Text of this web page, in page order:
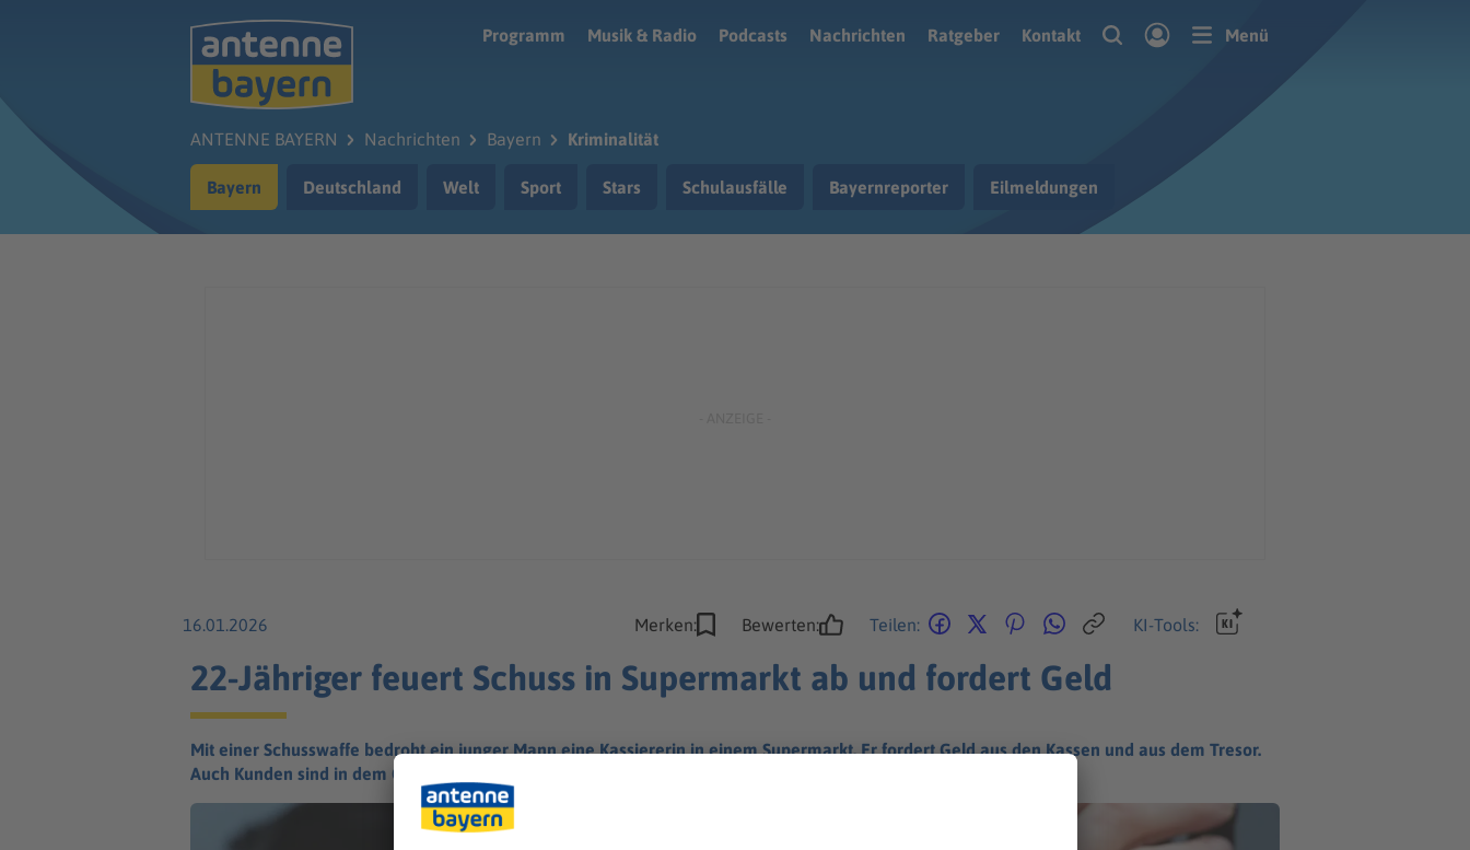
Programm
Musik & Radio Podcasts Nachrichten Ratgeber Kontakt Menü
ANTENNE BAYERN Nachrichten Bayern Kriminalität
Bayern Deutschland Welt Sport Stars Schulausfälle Bayernreporter Eilmeldungen
16.01.2026 Merken: Bewerten: Teilen: KI-Tools:
22-Jähriger feuert Schuss in Supermarkt ab und fordert Geld
Mit einer Schusswaffe bedroht ein junger Mann eine Kassiererin in einem Supermarkt. Er fordert Geld aus den Kassen und aus dem Tresor.
Auch Kunden sind in dem Geschäft.